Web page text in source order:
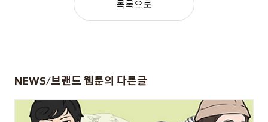
목록으로
NEWS/브랜드 웹툰의 다른글